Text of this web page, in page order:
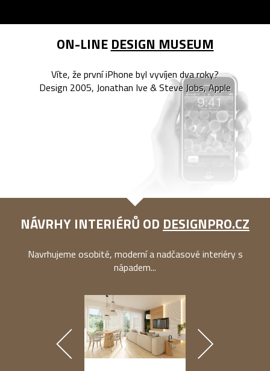
ON-LINE DESIGN MUSEUM
Víte, že první iPhone byl vyvíjen dva roky?
Design 2005, Jonathan Ive & Steve Jobs, Apple
NÁVRHY INTERIÉRŮ OD DESIGNPRO.CZ
Navrhujeme osobité, moderní a nadčasové interiéry s
nápadem...